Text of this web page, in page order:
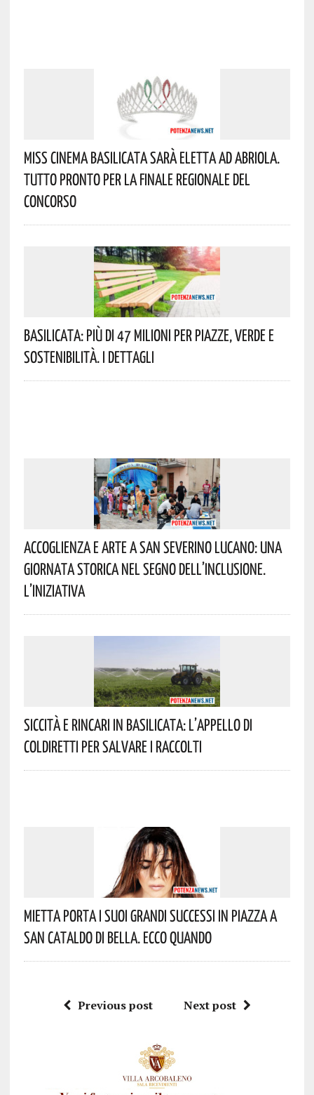
Miss Cinema Basilicata Sarà Eletta Ad Abriola.
Tutto Pronto Per La Finale Regionale Del
Concorso
Basilicata: Più Di 47 Milioni Per Piazze, Verde E
Sostenibilità. I Dettagli
Accoglienza E Arte A San Severino Lucano: Una
Giornata Storica Nel Segno Dell’inclusione.
L’iniziativa
Siccità E Rincari In Basilicata: L’appello Di
Coldiretti Per Salvare I Raccolti
Mietta Porta I Suoi Grandi Successi In Piazza A
San Cataldo Di Bella. Ecco Quando
Previous post Next post